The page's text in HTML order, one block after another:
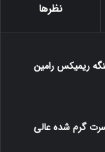
نظرها
ریمیکس رامین
گرم شده عالی